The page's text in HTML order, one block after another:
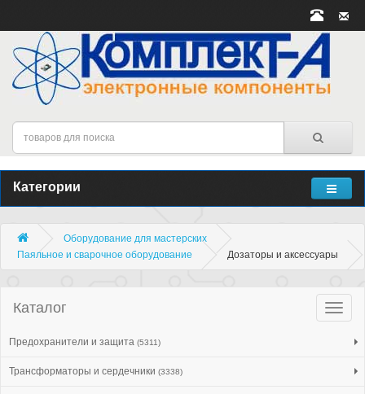
Категории
Оборудование для мастерских
Паяльное и сварочное оборудование
Дозаторы и аксессуары
Каталог
Предохранители и защита (5311)
Трансформаторы и сердечники (3338)